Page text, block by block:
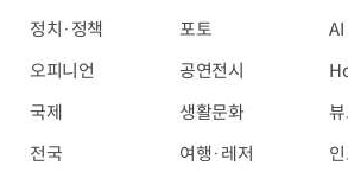
정치·정책
오피니언
국제
전국
포토
공연전시
생활문화
여행·레저